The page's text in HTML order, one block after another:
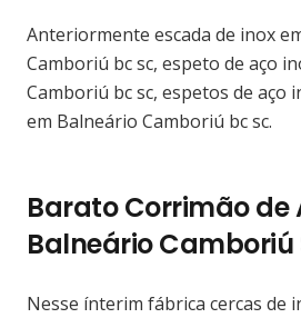
Anteriormente escada de inox
Camboriú bc sc, espeto de aço
Camboriú bc sc, espetos de aço
em Balneário Camboriú bc sc.
Barato Corrimão de
Balneário Camboriú
Nesse ínterim fábrica cercas de